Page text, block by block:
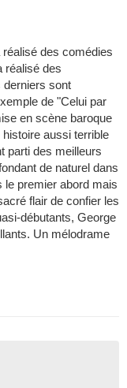
des comédies
réalisé des
sont
de "Celui par
en scène baroque
aussi terrible
parti des meilleurs
de naturel dans
le premier abord mais
flair de confier les
débutants, George
Un mélodrame